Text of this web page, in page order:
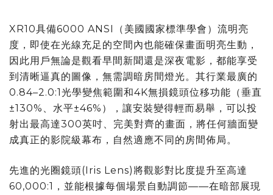
XR10具備6000 ANSI（美國國家標準學會）流明亮
度，即使在光線充足的空間內也能確保畫面明亮生動，
因此用戶無論是觀看早間新聞還是深夜電影，都能享受
到清晰逼真的圖像，無需調暗房間燈光。其行業最廣的
0.84–2.0:1光學變焦範圍和4K無損鏡頭位移功能（垂直
±130%、水平±46%），讓安裝變得輕而易舉，可以投
射出最高達300英吋、完美對齊的畫面，將任何牆面變
成真正的影院級幕布，自然適應不同的房間佈局。
先進的光圈鏡頭(Iris Lens)將觀影對比度提升至高達
60,000:1，並能根據每個場景自動調節——在暗部展現